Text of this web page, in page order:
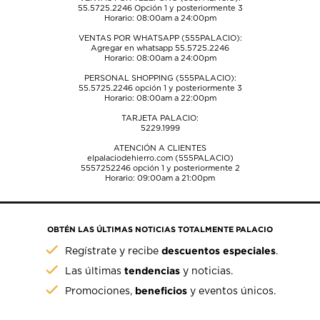
55.5725.2246Opción 1 y posteriormente 3
Horario: 08:00am a 24:00pm
VENTAS POR WHATSAPP (555PALACIO):
Agregar en whatsapp 55.5725.2246
Horario: 08:00am a 24:00pm
PERSONAL SHOPPING (555PALACIO):
55.5725.2246opción 1 y posteriormente 3
Horario: 08:00am a 22:00pm
TARJETA PALACIO:
5229.1999
ATENCIÓN A CLIENTES
elpalaciodehierro.com (555PALACIO)
5557252246opción 1 y posteriormente 2
Horario: 09:00am a 21:00pm
OBTÉN LAS ÚLTIMAS NOTICIAS TOTALMENTE PALACIO
Regístrate y recibedescuentos especiales.
Las últimastendencias y noticias.
Promociones, beneficios y eventos únicos.